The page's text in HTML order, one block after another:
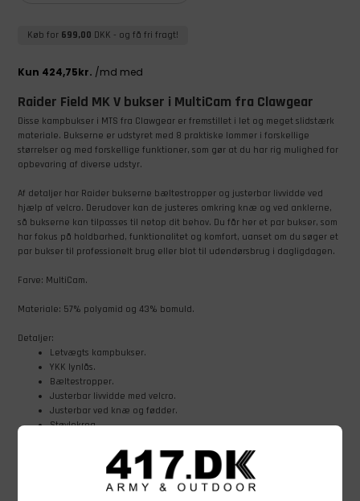
Køb for 699,00 DKK - og få fri fragt!
Raider Field MK V bukser i MultiCam fra Clawgear
Disse kampbukser i MTS fra Clawgear er fremstillet i let og meget slidstærk
materiale. Bukserne er udstyret med 8 praktiske lommer i forskellige
størrelser og med forskellige funktioner, som gør at du har rig mulighed for
opbevaring af diverse udstyr.
Af detaljer har Raider bukserne bæltestropper og justerbar livvidde ved
hjælp af velcro. Derudover kan de justeres omkring knæ og ved anklerne,
så bukserne kan tilpasses til netop dit behov. Du får her et par bukser, som
har fokus på holdbarhed, funktionalitet og komfort, uanset om du søger et
par bukser til professionelt brug eller blot til udendørsbrug i dagligdagen.
Farve: MultiCam.
Materiale: 57% polyamid og 43% bomuld.
Detaljer:
Letvægts kampbukser.
YKK lynlås.
Bæltestropper.
Justerbar livvidde med velcro.
Justerbar ved knæ og fødder.
Støvlekrog.
NIR-godkendt for mindre synlighed med infrarød udstyr/lys.